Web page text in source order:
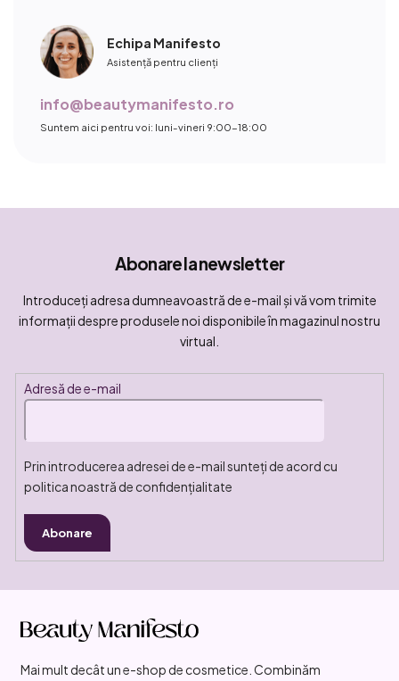
Echipa Manifesto
Asistență pentru clienți
info@beautymanifesto.ro
Suntem aici pentru voi: luni-vineri 9:00-18:00
Abonare la newsletter
Introduceţi adresa dumneavoastră de e-mail şi vă vom trimite
informaţii despre produsele noi disponibile în magazinul nostru
virtual.
Adresă de e-mail
Prin introducerea adresei de e-mail sunteți de acord cu
politica noastră de confidențialitate
Abonare
Mai mult decât un e-shop de cosmetice. Combinăm